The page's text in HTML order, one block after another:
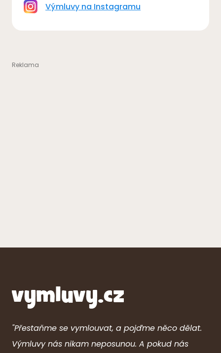
Výmluvy na Instagramu
"Přestaňme se vymlouvat, a pojďme něco dělat.
Výmluvy nás nikam neposunou. A pokud nás